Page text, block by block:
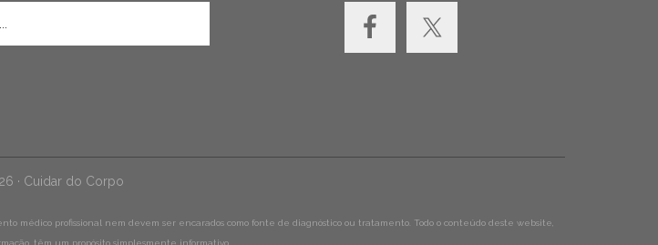
· Cuidar do Corpo
médico profissional nem devem ser encarados como fonte de diagnóstico ou tratamento. Todo o conteúdo deste website,
têm um propósito simplesmente informativo.